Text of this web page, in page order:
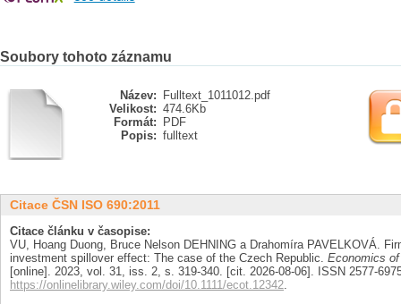
Soubory tohoto záznamu
Název:
Fulltext_1011012.pdf
Velikost: 474.6Kb
Formát:
PDF
Popis: fulltext
Citace ČSN ISO 690:2011
Citace článku v časopise:
VU, Hoang Duong, Bruce Nelson DEHNING a Drahomíra PAVELKOVÁ.
investment spillover effect: The case of the Czech Republic. Economics
[online]. 2023, vol. 31, iss. 2, s. 319-340. [cit. 2026-08-06]. ISSN 2577-
https://onlinelibrary.wiley.com/doi/10.1111/ecot.12342.